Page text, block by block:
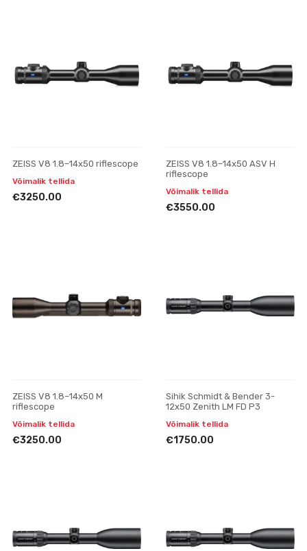
ZEISS V8 1.8–14x50 riflescope
Võimalik tellida
€3250.00
ZEISS V8 1.8–14x50 ASV H
riflescope
Võimalik tellida
€3550.00
ZEISS V8 1.8–14x50 M
riflescope
Võimalik tellida
€3250.00
Sihik Schmidt & Bender 3-
12x50 Zenith LM FD P3
Võimalik tellida
€1750.00